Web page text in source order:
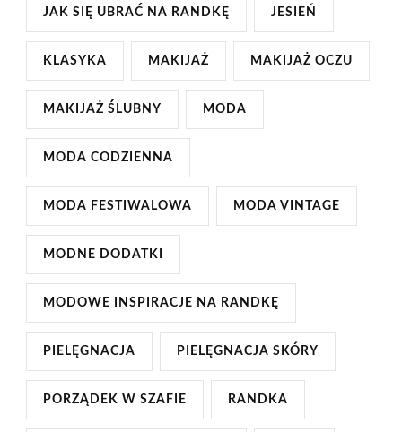
JAK SIĘ UBRAĆ NA RANDKĘ JESIEŃ
KLASYKA MAKIJAŻ MAKIJAŻ OCZU
MAKIJAŻ ŚLUBNY MODA
MODA CODZIENNA
MODA FESTIWALOWA MODA VINTAGE
MODNE DODATKI
MODOWE INSPIRACJE NA RANDKĘ
PIELĘGNACJA PIELĘGNACJA SKÓRY
PORZĄDEK W SZAFIE RANDKA